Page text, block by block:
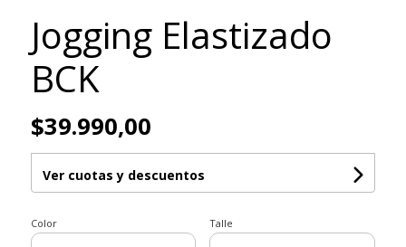
Jogging Elastizado
BCK
$39.990,00
Ver cuotas y descuentos
Color Talle